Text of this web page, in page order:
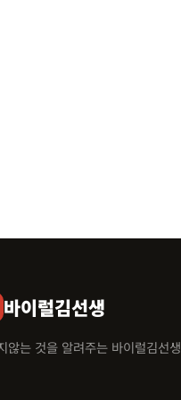
바이럴김선생
않는 것을 알려주는 바이럴김선생